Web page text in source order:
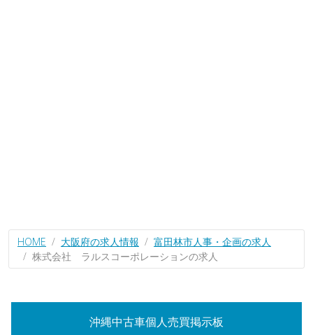
HOME 大阪府の求人情報
富田林市人事・企画の求人
株式会社 ラルスコーポレーションの求人
沖縄中古車個人売買掲示板